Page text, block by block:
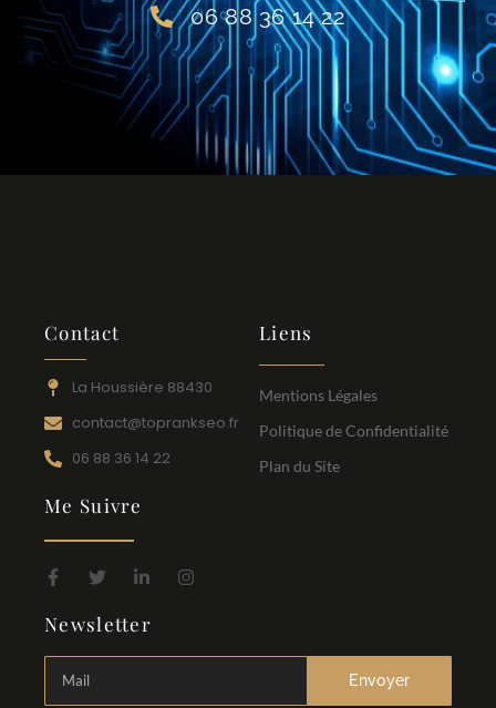
06 88 36 14 22
Contact
La Houssière 88430
contact@toprankseo.fr
06 88 36 14 22
Liens
Mentions Légales
Politique de Confidentialité
Plan du Site
Me Suivre
Newsletter
Envoyer